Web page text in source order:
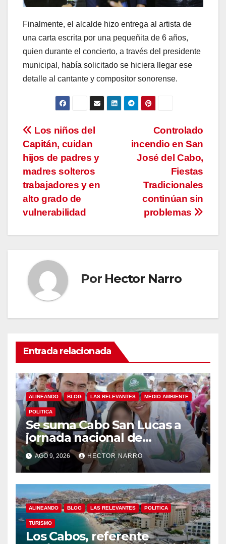
Finalmente, el alcalde hizo entrega al artista de
una carta escrita por una pequeñita de 6 años,
quien durante el concierto, a través del presidente
municipal, había solicitado se hiciera llegar ese
detalle al cantante y compositor sonorense.
Navegación
de
entradas
Controlado
incendio en San
José del Cabo,
Fiestas
Tradicionales
continúan sin
problemas
Los niños del
Capitán, cuidan
hijos de padres y
madres solteros
trabajadores y en
alto grado de
vulnerabilidad
Por Hector Narro
Entrada relacionada
ALINEANDO BLOG LAS RELEVANTES MEDIO AMBIENTE
POLITICA
Se suma Cabo San Lucas a
jornada nacional de
reforestación
AGO 9, 2026 HECTOR NARRO
ALINEANDO BLOG LAS RELEVANTES POLITICA
TURISMO
Los Cabos, referente